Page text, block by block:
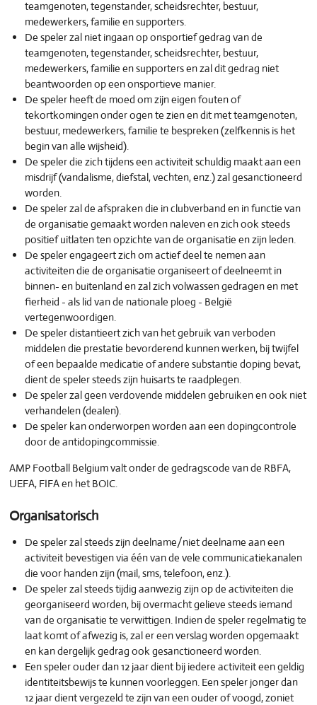
teamgenoten, tegenstander, scheidsrechter, bestuur,
medewerkers, familie en supporters.
De speler zal niet ingaan op onsportief gedrag van de
teamgenoten, tegenstander, scheidsrechter, bestuur,
medewerkers, familie en supporters en zal dit gedrag niet
beantwoorden op een onsportieve manier.
De speler heeft de moed om zijn eigen fouten of
tekortkomingen onder ogen te zien en dit met teamgenoten,
bestuur, medewerkers, familie te bespreken (zelfkennis is het
begin van alle wijsheid).
De speler die zich tijdens een activiteit schuldig maakt aan een
misdrijf (vandalisme, diefstal, vechten, enz.) zal gesanctioneerd
worden.
De speler zal de afspraken die in clubverband en in functie van
de organisatie gemaakt worden naleven en zich ook steeds
positief uitlaten ten opzichte van de organisatie en zijn leden.
De speler engageert zich om actief deel te nemen aan
activiteiten die de organisatie organiseert of deelneemt in
binnen- en buitenland en zal zich volwassen gedragen en met
fierheid - als lid van de nationale ploeg - België
vertegenwoordigen.
De speler distantieert zich van het gebruik van verboden
middelen die prestatie bevorderend kunnen werken, bij twijfel
of een bepaalde medicatie of andere substantie doping bevat,
dient de speler steeds zijn huisarts te raadplegen.
De speler zal geen verdovende middelen gebruiken en ook niet
verhandelen (dealen).
De speler kan onderworpen worden aan een dopingcontrole
door de antidopingcommissie.
AMP Football Belgium valt onder de gedragscode van de RBFA,
UEFA, FIFA en het BOIC.
Organisatorisch
De speler zal steeds zijn deelname/niet deelname aan een
activiteit bevestigen via één van de vele communicatiekanalen
die voor handen zijn (mail, sms, telefoon, enz.).
De speler zal steeds tijdig aanwezig zijn op de activiteiten die
georganiseerd worden, bij overmacht gelieve steeds iemand
van de organisatie te verwittigen. Indien de speler regelmatig te
laat komt of afwezig is, zal er een verslag worden opgemaakt
en kan dergelijk gedrag ook gesanctioneerd worden.
Een speler ouder dan 12 jaar dient bij iedere activiteit een geldig
identiteitsbewijs te kunnen voorleggen. Een speler jonger dan
12 jaar dient vergezeld te zijn van een ouder of voogd, zoniet